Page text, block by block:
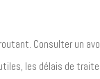
Consulter un
les délais de